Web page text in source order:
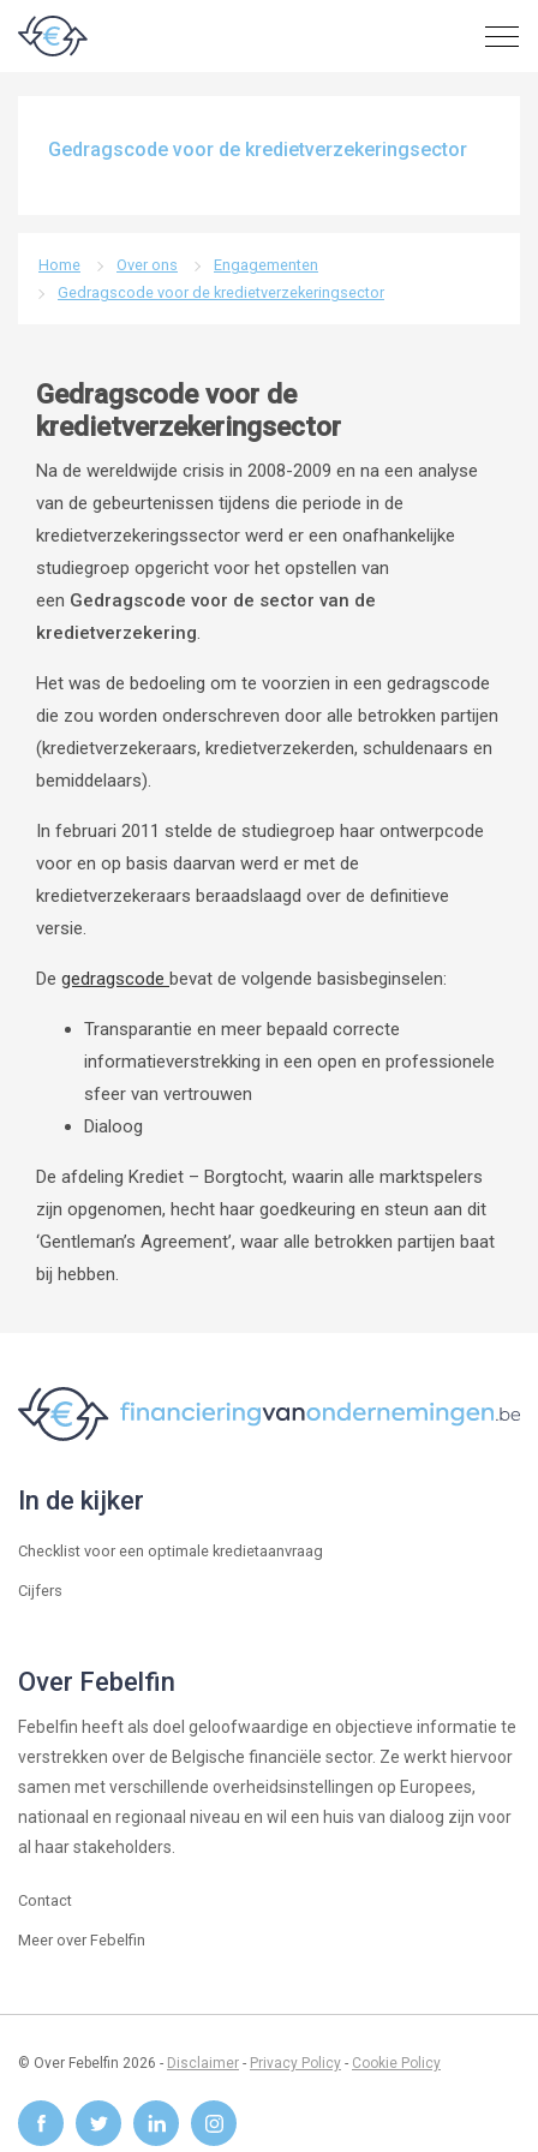
Gedragscode voor de kredietverzekeringsector
Home Over ons
Engagementen
Gedragscode voor de kredietverzekeringsector
Gedragscode voor de
kredietverzekeringsector
Na de wereldwijde crisis in 2008-2009 en na een analyse
van de gebeurtenissen tijdens die periode in de
kredietverzekeringssector werd er een onafhankelijke
studiegroep opgericht voor het opstellen van
een Gedragscode voor de sector van de
kredietverzekering.
Het was de bedoeling om te voorzien in een gedragscode
die zou worden onderschreven door alle betrokken partijen
(kredietverzekeraars, kredietverzekerden, schuldenaars en
bemiddelaars).
In februari 2011 stelde de studiegroep haar ontwerpcode
voor en op basis daarvan werd er met de
kredietverzekeraars beraadslaagd over de definitieve
versie.
De gedragscode bevat de volgende basisbeginselen:
Transparantie en meer bepaald correcte
informatieverstrekking in een open en professionele
sfeer van vertrouwen
Dialoog
De afdeling Krediet – Borgtocht, waarin alle marktspelers
zijn opgenomen, hecht haar goedkeuring en steun aan dit
‘Gentleman’s Agreement’, waar alle betrokken partijen baat
bij hebben.
In de kijker
Checklist voor een optimale kredietaanvraag
Cijfers
Over Febelfin
Febelfin heeft als doel geloofwaardige en objectieve informatie te
verstrekken over de Belgische financiële sector. Ze werkt hiervoor
samen met verschillende overheidsinstellingen op Europees,
nationaal en regionaal niveau en wil een huis van dialoog zijn voor
al haar stakeholders.
Contact
Meer over Febelfin
© Over Febelfin 2026 - Disclaimer - Privacy Policy - Cookie Policy